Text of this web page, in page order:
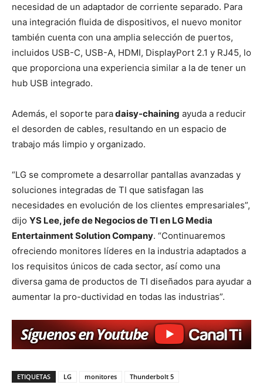
necesidad de un adaptador de corriente separado. Para
una integración fluida de dispositivos, el nuevo monitor
también cuenta con una amplia selección de puertos,
incluidos USB-C, USB-A, HDMI, DisplayPort 2.1 y RJ45, lo
que proporciona una experiencia similar a la de tener un
hub USB integrado.
Además, el soporte paradaisy-chaining ayuda a reducir
el desorden de cables, resultando en un espacio de
trabajo más limpio y organizado.
“LG se compromete a desarrollar pantallas avanzadas y
soluciones integradas de TI que satisfagan las
necesidades en evolución de los clientes empresariales”,
dijo YS Lee, jefe de Negocios de TI en LG Media
Entertainment Solution Company. “Continuaremos
ofreciendo monitores líderes en la industria adaptados a
los requisitos únicos de cada sector, así como una
diversa gama de productos de TI diseñados para ayudar a
aumentar la pro-ductividad en todas las industrias”.
ETIQUETAS LG monitores Thunderbolt 5